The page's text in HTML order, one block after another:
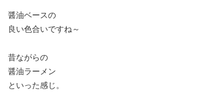
醤油ベースの
良い色合いですね～
昔ながらの
醤油ラーメン
といった感じ。